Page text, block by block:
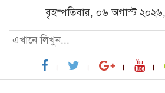
বৃহস্পতিবার, ০৬ অগাস্ট ২০২৬,